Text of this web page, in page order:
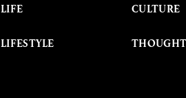
LIFE
LIFESTYLE
CULTURE
THOUGHT